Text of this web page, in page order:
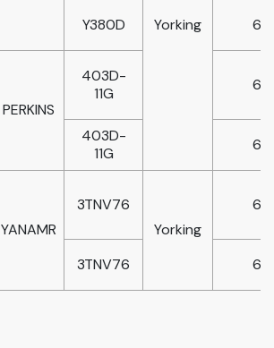
Yorking
Y380D 6
PERKINS
403D-
11G
6
403D-
11G
6
YANAMR
3TNV76
Yorking
6
3TNV76 6